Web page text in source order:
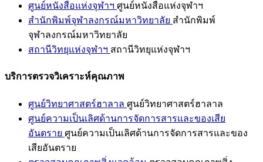
ศูนย์หนังสือแห่งจุฬาฯ ศูนย์หนังสือแห่งจุฬาฯ
สำนักพิมพ์จุฬาลงกรณ์มหาวิทยาลัย สำนักพิมพ์
จุฬาลงกรณ์มหาวิทยาลัย
สถานีวิทยุแห่งจุฬาฯ สถานีวิทยุแห่งจุฬาฯ
บริการตรวจวิเคราะห์คุณภาพ
ศูนย์วิทยาศาสตร์ฮาลาล ศูนย์วิทยาศาสตร์ฮาลาล
ศูนย์ความเป็นเลิศด้านการจัดการสารและของเสีย
อันตราย ศูนย์ความเป็นเลิศด้านการจัดการสารและของ
เสียอันตราย